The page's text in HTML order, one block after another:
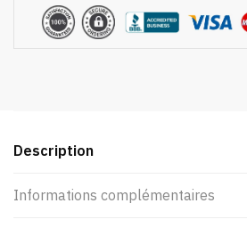
Description
Informations complémentaires